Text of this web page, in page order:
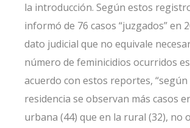
la introducción. Según estos
informó de 76 casos “juzgados” en
dato judicial que no equivale
número de feminicidios ocurridos
acuerdo con estos reportes, “según
residencia se observan más casos
urbana (44) que en la rural (32), no